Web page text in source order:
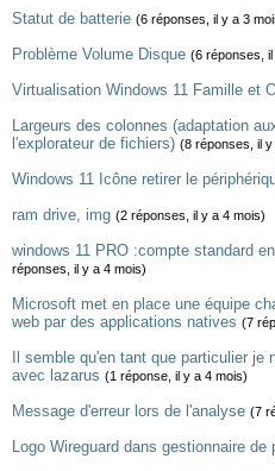
Statut de batterie (6 réponses, il y a 3
Problème Volume Disque (6 réponses,
Virtualisation Windows 11 Famille et
Largeurs des colonnes (adaptation
l'explorateur de fichiers) (8 réponses, il y
Windows 11 Icône retirer le
ram drive, img (2 réponses, il y a 4 mois)
windows 11 PRO :compte standard
réponses, il y a 4 mois)
Microsoft met en place une équipe
web par des applications natives (7
Il semble qu'en tant que particulier
avec lazarus (1 réponse, il y a 4 mois)
Message d'erreur lors de l'analyse (7
Logo Wireguard dans gestionnaire de